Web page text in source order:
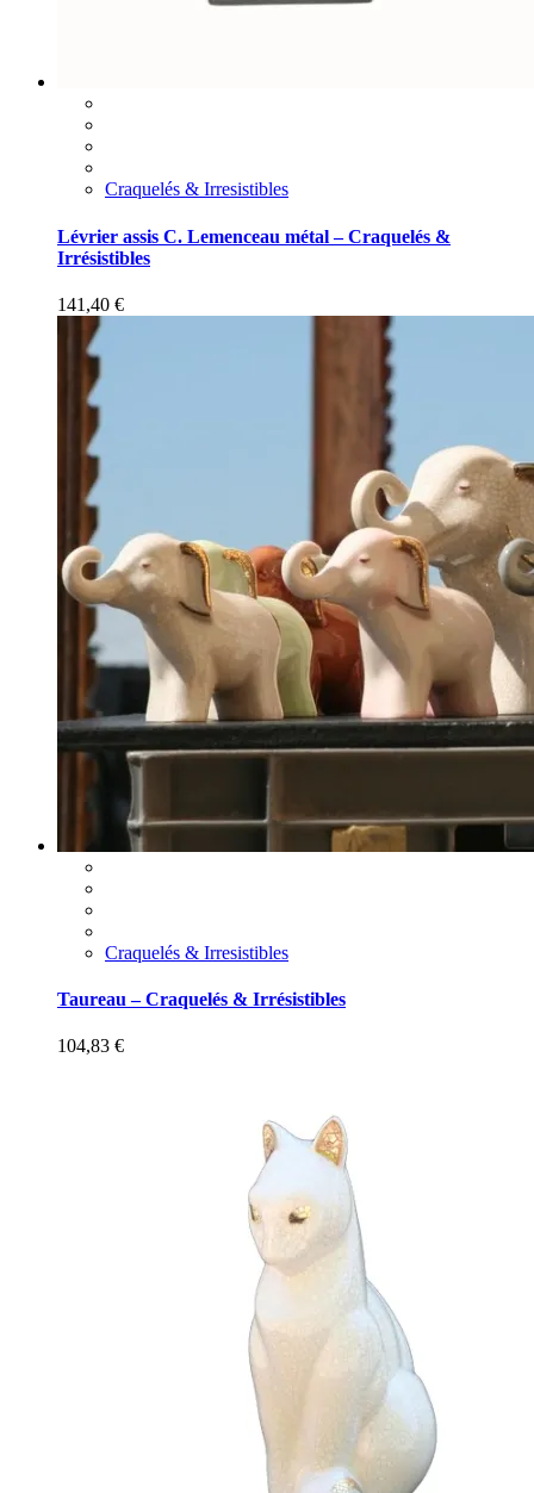
Craquelés & Irresistibles
Lévrier assis C. Lemenceau métal – Craquelés &
Irrésistibles
141,40 €
Craquelés & Irresistibles
Taureau – Craquelés & Irrésistibles
104,83 €